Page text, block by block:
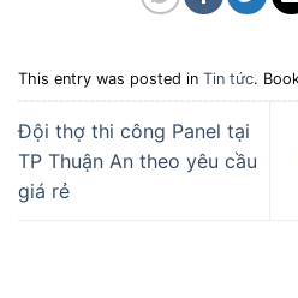
This entry was posted in Tin tức.
Đội thợ thi công Panel tại
TP Thuận An theo yêu cầu
giá rẻ